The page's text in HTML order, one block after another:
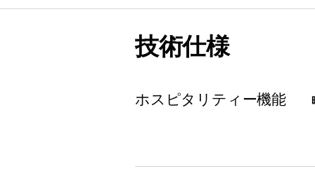
技術仕様
ホスピタリティー機能